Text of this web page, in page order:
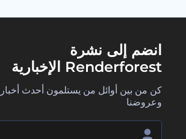
انضم إلى نشرة
Renderforest الإخبارية
كن من بين أوائل من يستلمون أحدث
وعروضنا